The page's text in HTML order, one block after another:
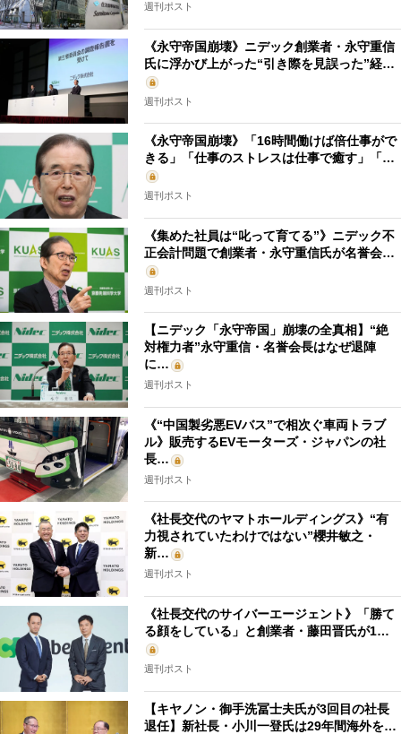
週刊ポスト
《永守帝国崩壊》ニデック創業者・永守重信
氏に浮かび上がった“引き際を見誤った”経…
週刊ポスト
《永守帝国崩壊》「16時間働けば倍仕事がで
きる」「仕事のストレスは仕事で癒す」「…
週刊ポスト
《集めた社員は“叱って育てる”》ニデック不
正会計問題で創業者・永守重信氏が名誉会…
週刊ポスト
【ニデック「永守帝国」崩壊の全真相】“絶
対権力者”永守重信・名誉会長はなぜ退陣
に…
週刊ポスト
《“中国製劣悪EVバス”で相次ぐ車両トラブ
ル》販売するEVモーターズ・ジャパンの社
長…
週刊ポスト
《社長交代のヤマトホールディングス》“有
力視されていたわけではない”櫻井敏之・
新…
週刊ポスト
《社長交代のサイバーエージェント》「勝て
る顔をしている」と創業者・藤田晋氏が1…
週刊ポスト
【キヤノン・御手洗冨士夫氏が3回目の社長
退任】新社長・小川一登氏は29年間海外を…